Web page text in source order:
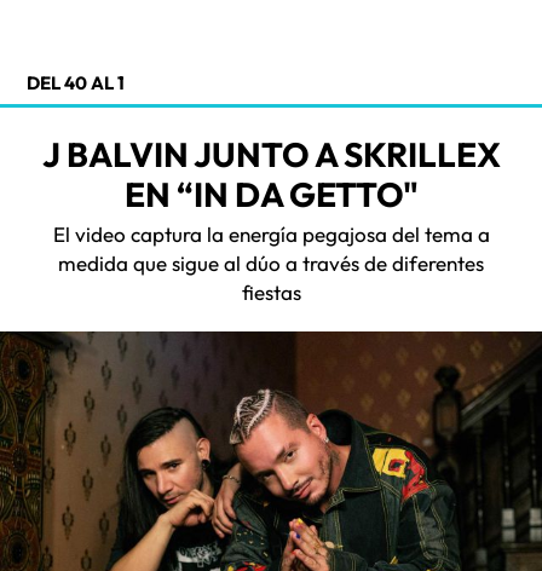
DEL 40 AL 1
J BALVIN JUNTO A SKRILLEX
EN “IN DA GETTO"
El video captura la energía pegajosa del tema a
medida que sigue al dúo a través de diferentes
fiestas